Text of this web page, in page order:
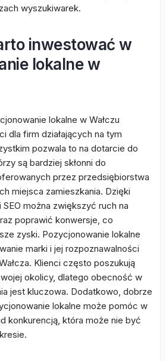
wyszukiwarek.
inwestować w
lokalne w
lokalne w Wałczu
dla firm działających na tym
pozwala to na dotarcie do
są bardziej skłonni do
przez przedsiębiorstwa
miejsca zamieszkania. Dzięki
można zwiększyć ruch na
poprawić konwersje, co
zyski. Pozycjonowanie lokalne
marki i jej rozpoznawalności
Klienci często poszukują
okolicy, dlatego obecność w
jest kluczowa. Dodatkowo, dobrze
lokalne może pomóc w
konkurencją, która może nie być